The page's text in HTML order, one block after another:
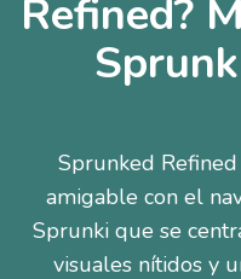
Refined?
Sprunked
amigable con el
Sprunki que se
visuales nítidos y